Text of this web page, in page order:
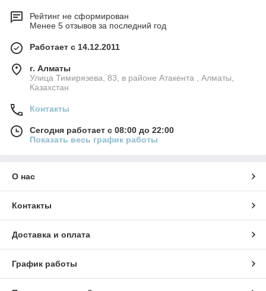
Рейтинг не сформирован
Менее 5 отзывов за последний год
Работает с 14.12.2011
г. Алматы
Улица Тимирязева, 83, в районе Атакента , Алматы,
Казахстан
Контакты
Сегодня работает с 08:00 до 22:00
Показать весь график работы
О нас
Контакты
Доставка и оплата
График работы